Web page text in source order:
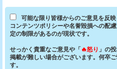
可能な限り皆様からのご意見を反
コンテンツポリシーや名誉毀損への配
定の制限があるのが現状です。
せっかく貴重なご意見や「 🔥怒り 」の
掲載が難しい場合がございます。何卒
す。